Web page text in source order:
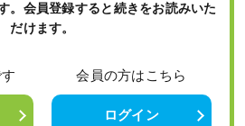
。会員登録すると続きをお読みいた
だけます。
会員の方はこちら
ログイン